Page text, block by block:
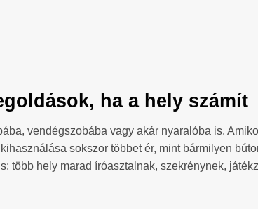
ha a hely számít
vendégszobába vagy akár nyaralóba is.
sokszor többet ér, mint bármilyen
több hely marad íróasztalnak, szekrénynek,